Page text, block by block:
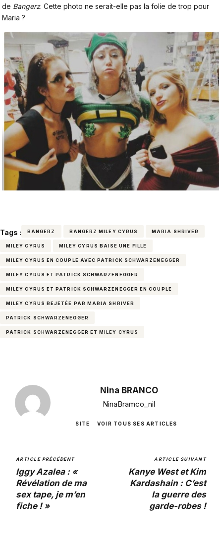
de Bangerz. Cette photo ne serait-elle pas la folie de trop pour
Maria ?
Tags : BANGERZ BANGERZ MILEY CYRUS MARIA SHRIVER
MILEY CYRUS MILEY CYRUS BAISE UNE FILLE
MILEY CYRUS EN COUPLE AVEC PATRICK SCHWARZENEGGER
MILEY CYRUS ET PATRICK SCHWARZENEGGER
MILEY CYRUS ET PATRICK SCHWARZENEGGER EN COUPLE
MILEY CYRUS REJETÉE PAR MARIA SHRIVER
PATRICK SCHWARZENEGGER
PATRICK SCHWARZENEGGER ET MILEY CYRUS
Nina BRANCO
NinaBramco_nil
SITE VOIR TOUS SES ARTICLES
ARTICLE PRÉCÉDENT
Iggy Azalea : «
Révélation de ma
sex tape, je m’en
fiche ! »
ARTICLE SUIVANT
Kanye West et Kim
Kardashain : C’est
la guerre des
garde-robes !